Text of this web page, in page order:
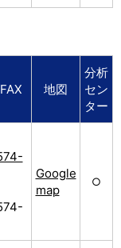
地図
分析
セン
ター
Google
map
○